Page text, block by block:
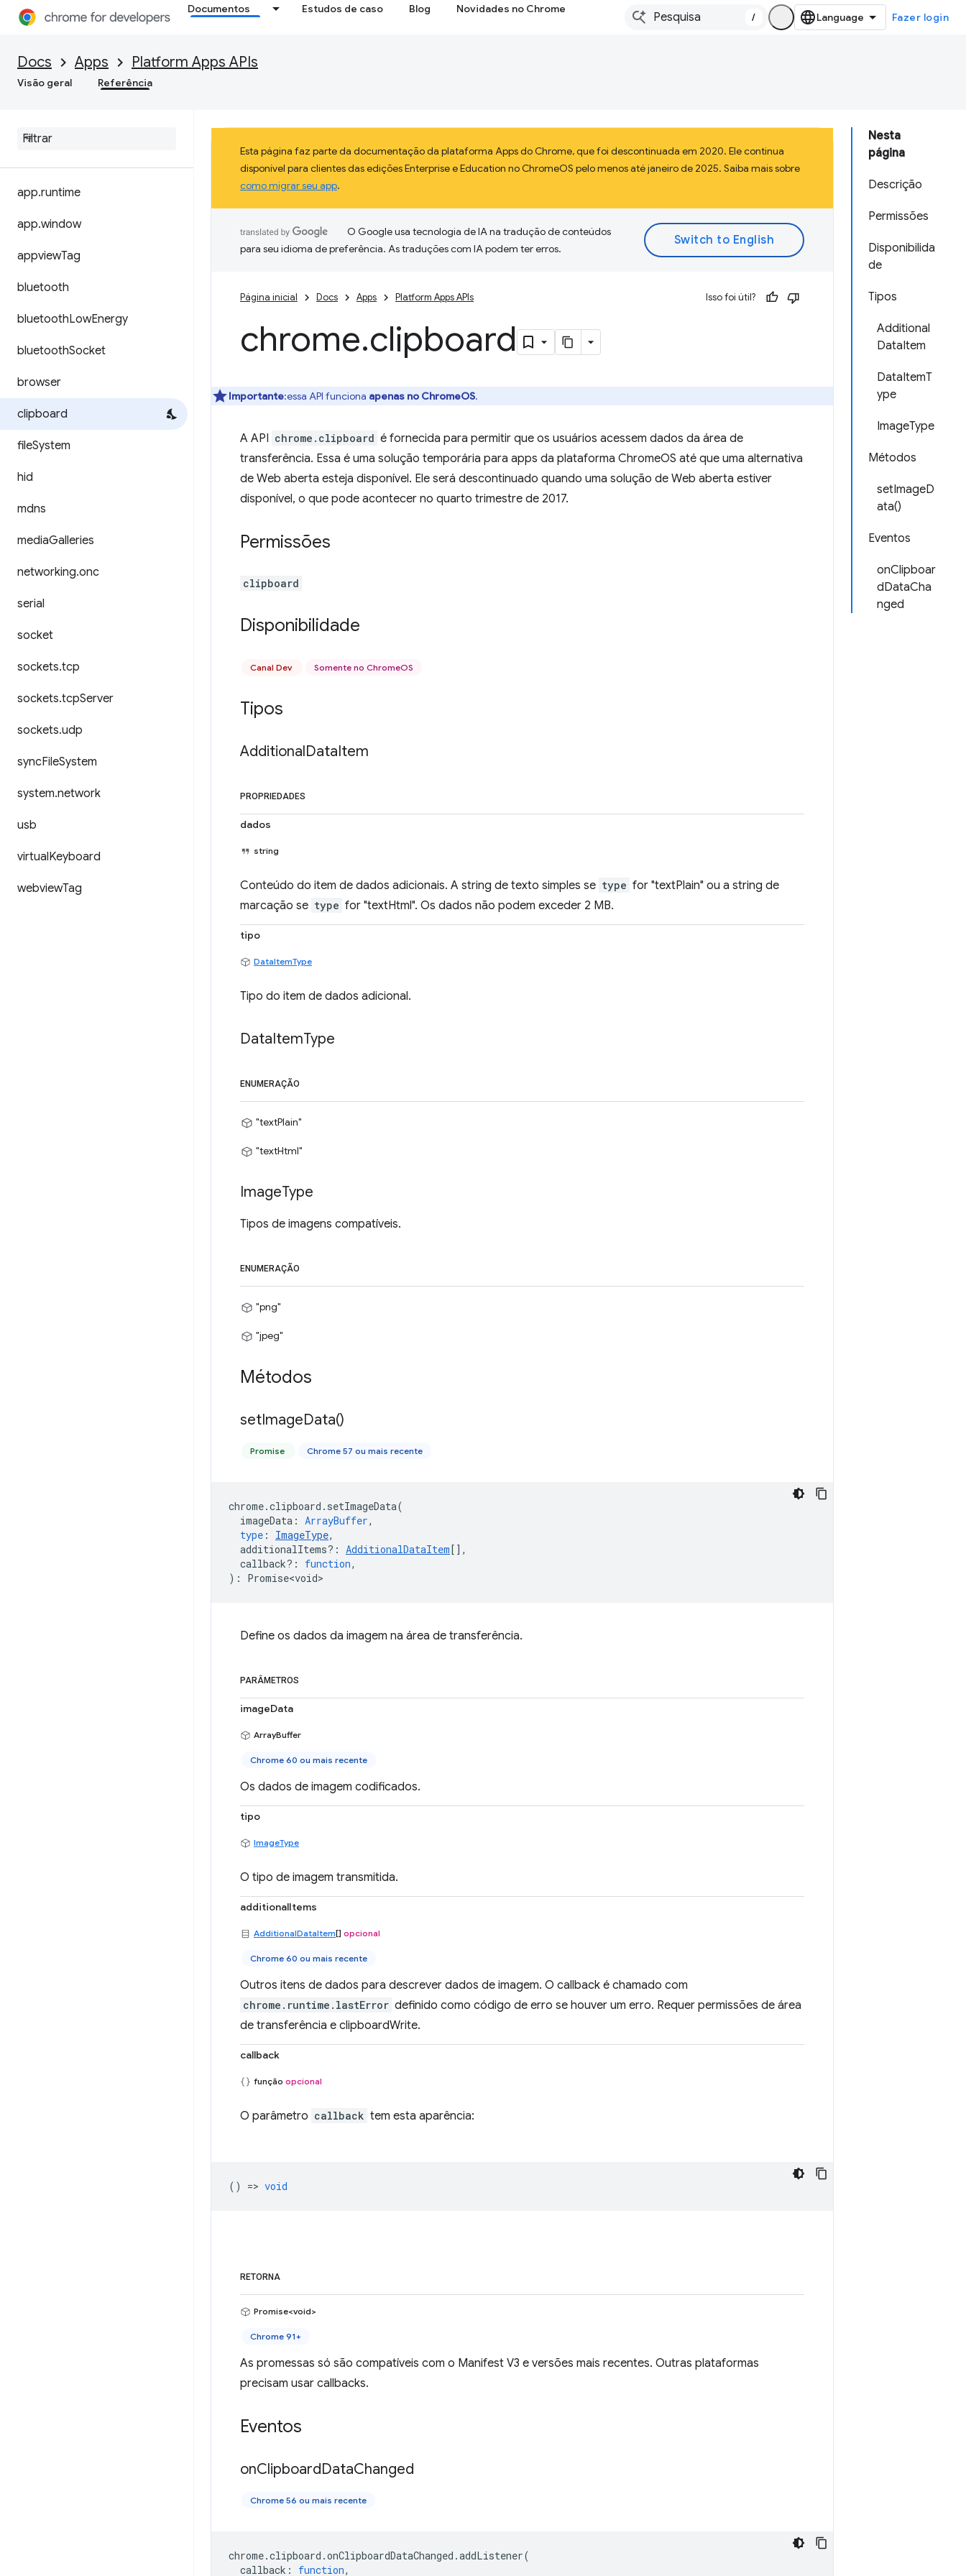
Documentos Estudos de caso Blog Novidades no Chrome
/ Fazer login
Docs Apps Platform Apps APIs
Visão geral Referência
app.runtime
app.window
appviewTag
bluetooth
bluetoothLowEnergy
bluetoothSocket
browser
clipboard
fileSystem
hid
mdns
mediaGalleries
networking.onc
serial
socket
sockets.tcp
sockets.tcpServer
sockets.udp
syncFileSystem
system.network
usb
virtualKeyboard
webviewTag
Nesta
página
Descrição
Permissões
Disponibilida
de
Tipos
Additional
DataItem
DataItemT
ype
ImageType
Métodos
setImageD
ata()
Eventos
onClipboar
dDataCha
nged
Esta página faz parte da documentação da plataforma Apps do Chrome, que foi descontinuada em 2020. Ele continua
disponível para clientes das edições Enterprise e Education no ChromeOS pelo menos até janeiro de 2025. Saiba mais sobre
como migrar seu app.
O Google usa tecnologia de IA na tradução de conteúdos
para seu idioma de preferência. As traduções com IA podem ter erros.
Página inicial Docs Apps Platform Apps APIs Isso foi útil?
chrome.clipboard
Importante:essa API funciona apenas no ChromeOS.
A API chrome.clipboard é fornecida para permitir que os usuários acessem dados da área de
transferência. Essa é uma solução temporária para apps da plataforma ChromeOS até que uma alternativa
de Web aberta esteja disponível. Ele será descontinuado quando uma solução de Web aberta estiver
disponível, o que pode acontecer no quarto trimestre de 2017.
Permissões
clipboard
Disponibilidade
Canal Dev Somente no ChromeOS
Tipos
AdditionalDataItem
PROPRIEDADES
dados
string
Conteúdo do item de dados adicionais. A string de texto simples se type for "textPlain" ou a string de
marcação se type for "textHtml". Os dados não podem exceder 2 MB.
tipo
DataItemType
Tipo do item de dados adicional.
DataItemType
ENUMERAÇÃO
"textPlain"
"textHtml"
ImageType
Tipos de imagens compatíveis.
ENUMERAÇÃO
"png"
"jpeg"
Métodos
setImageData()
Promise Chrome 57 ou mais recente
chrome.clipboard . setImageData(
imageData : ArrayBuffer,
type : ImageType,
additionalItems? : AdditionalDataItem[],
callback? : function,
) : Promise<void>
Define os dados da imagem na área de transferência.
PARÂMETROS
imageData
ArrayBuffer
Chrome 60 ou mais recente
Os dados de imagem codificados.
tipo
ImageType
O tipo de imagem transmitida.
additionalItems
AdditionalDataItem[] opcional
Chrome 60 ou mais recente
Outros itens de dados para descrever dados de imagem. O callback é chamado com
chrome.runtime.lastError definido como código de erro se houver um erro. Requer permissões de área
de transferência e clipboardWrite.
callback
função opcional
O parâmetro callback tem esta aparência:
() => void
RETORNA
Promise<void>
Chrome 91+
As promessas só são compatíveis com o Manifest V3 e versões mais recentes. Outras plataformas
precisam usar callbacks.
Eventos
onClipboardDataChanged
Chrome 56 ou mais recente
chrome.clipboard .onClipboardDataChanged .addListener(
callback : function,